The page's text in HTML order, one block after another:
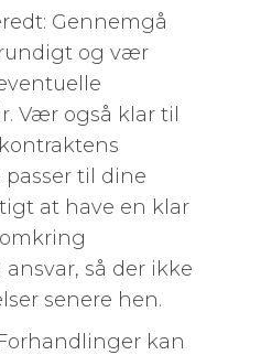
Gennemgå
og vær
Vær også klar til
til dine
at have en klar
så der ikke
senere hen.
kan